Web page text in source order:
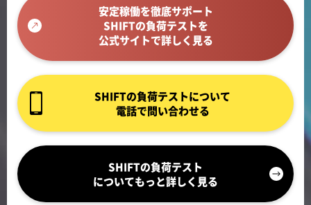
安定稼働を徹底サポート
SHIFTの負荷テストを
公式サイトで詳しく見る
SHIFTの負荷テストについて
電話で問い合わせる
SHIFTの負荷テスト
についてもっと詳しく見る